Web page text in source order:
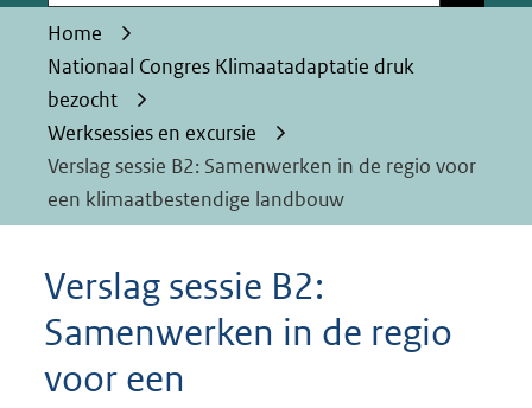
geweigerd.
Home
Nationaal Congres Klimaatadaptatie druk
bezocht
Werksessies en excursie
Verslag sessie B2: Samenwerken in de regio voor
een klimaatbestendige landbouw
Verslag sessie B2:
Samenwerken in de regio
voor een